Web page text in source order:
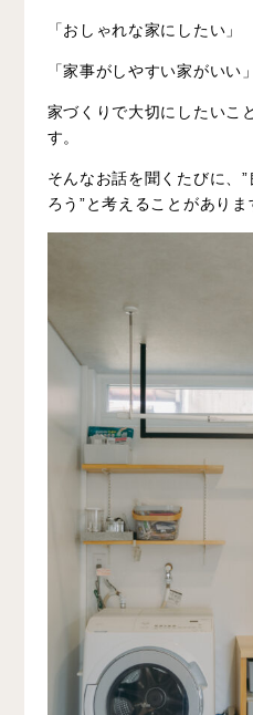
「おしゃれな家にしたい」
「家事がしやすい家がいい」
家づくりで大切にしたいこ
す。
そんなお話を聞くたびに、
ろう”と考えることがありま